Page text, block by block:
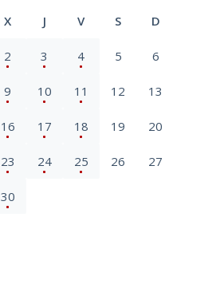
X J V S D
2 3 4 5 6
9 10 11 12 13
16 17 18 19 20
23 24 25 26 27
30